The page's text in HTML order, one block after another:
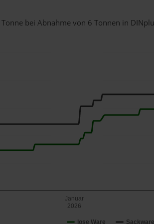
bei Abnahmevon 6 Tonnen in
lose Ware Sackware
Januar
2026